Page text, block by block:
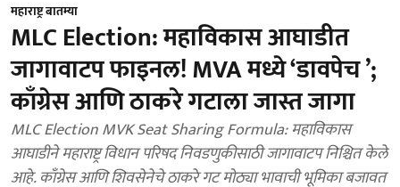
महाराष्ट्र बातम्या
MLC Election: महाविकास आघाडीत
जागावाटप फाइनल! MVA मध्ये ‘डावपेच ’;
काँग्रेस आणि ठाकरे गटाला जास्त जागा
MLC Election MVK Seat Sharing Formula: महाविकास
आघाडीने महाराष्ट्र विधान परिषद निवडणुकीसाठी जागावाटप निश्चित केले
आहे. काँग्रेस आणि शिवसेनेचे ठाकरे गट मोठ्या भावाची भूमिका बजावत